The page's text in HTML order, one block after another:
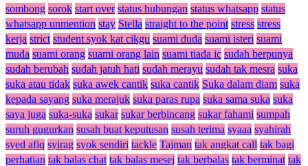
sombong sorok start over status hubungan status whatsapp status
whatsapp unmention stay Stella straight to the point stress stress
kerja strict student syok kat cikgu suami duda suami isteri suami
muda suami orang suami orang lain suami tiada ic sudah berpunya
sudah berubah sudah jatuh hati sudah merayu sudah tak mesra suka
suka atau tidak suka awek cantik suka cantik Suka dalam diam suka
kepada sayang suka merajuk suka paras rupa suka sama suka suka
saya juga suka-suka sukar sukar berbincang sukar fahami sumpah
suruh gugurkan susah buat keputusan susah terima syaaa syahirah
syed afiq syirag syok sendiri tackle Tajman tak angkat call tak bagi
perhatian tak balas chat tak balas mesej tak berbalas tak berminat tak